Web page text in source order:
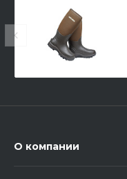
О компании